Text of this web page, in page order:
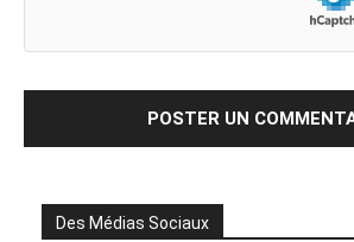
Des Médias Sociaux